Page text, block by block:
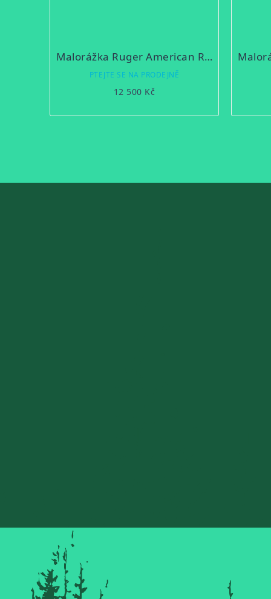
Malorážka Ruger American Rimfire Standard
PTEJTE SE NA PRODEJNĚ
12 500 Kč